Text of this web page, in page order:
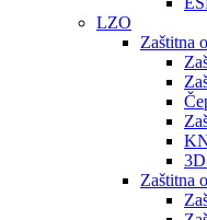
LZO
Zaštitna
3D
Zaštitna